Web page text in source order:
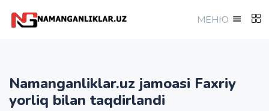
МEНЮ
Namanganliklar.uz jamoasi Faxriy
yorliq bilan taqdirlandi